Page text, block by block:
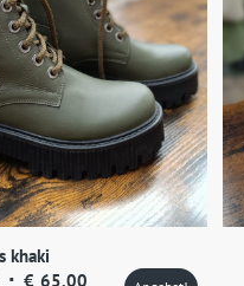
khaki
Ursprünglicher
€ 65,00Aktueller